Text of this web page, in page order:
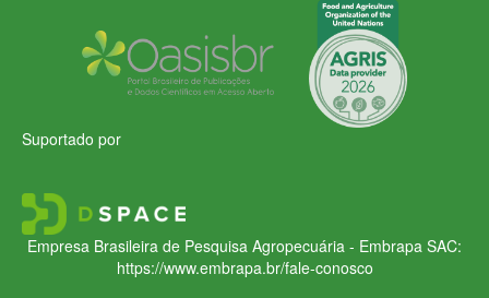
Suportado por
Empresa Brasileira de Pesquisa Agropecuária - Embrapa SAC:
https://www.embrapa.br/fale-conosco